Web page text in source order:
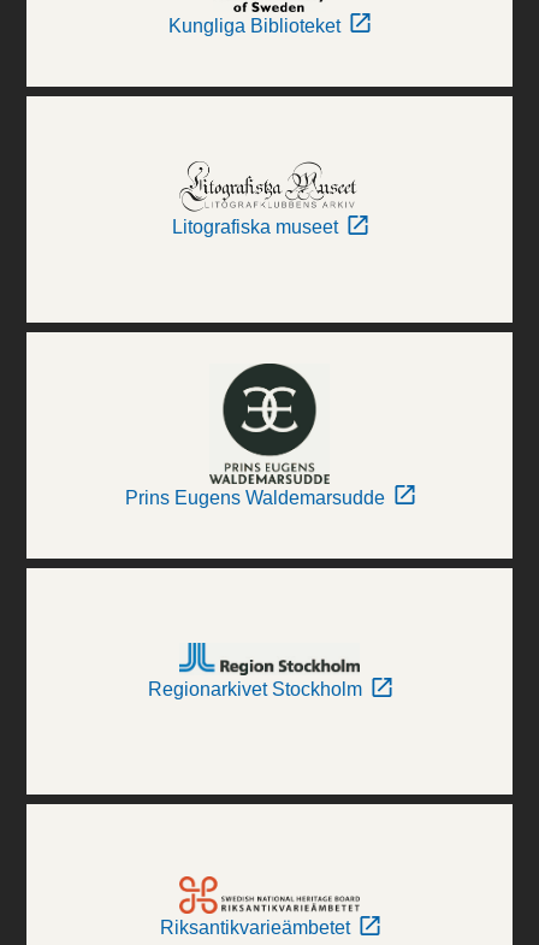
Kungliga Biblioteket
Litografiska museet
Prins Eugens Waldemarsudde
Regionarkivet Stockholm
Riksantikvarieämbetet